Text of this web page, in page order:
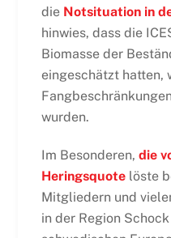
die Notsituation in
hinwies, dass die
Biomasse der
eingeschätzt hatten,
wurden.
Im Besonderen, die
Heringsquotelöste
Mitgliedern und
in der Region